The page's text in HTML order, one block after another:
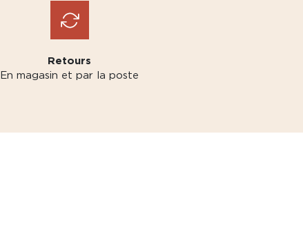
Retours
En magasin et par la poste